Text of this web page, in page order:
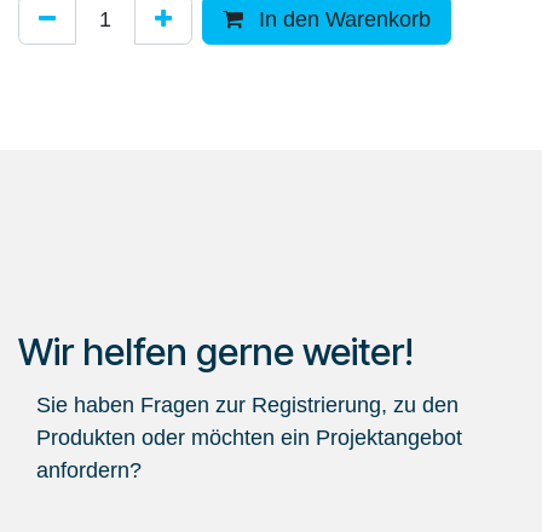
In den Warenkorb
Wir helfen gerne weiter!
Sie haben Fragen zur Registrierung, zu den
Produkten oder möchten ein Projektangebot
anfordern?